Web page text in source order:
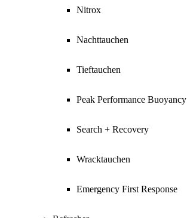
Nitrox
Nachttauchen
Tieftauchen
Peak Performance Buoyancy
Search + Recovery
Wracktauchen
Emergency First Response